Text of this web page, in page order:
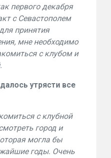
первого декабря
с Севастополем
принятия
мне необходимо
с клубом и
утрясти все
с клубной
город и
могла бы
годы. Очень